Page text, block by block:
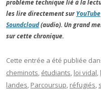
problème technique lié à la
les lire directement surYouTube
Soundcloud(audio). Un grand
sur cette chronique.
Cette entrée a été publiée
cheminots, étudiants, loi vidal,
landes, Parcoursup, réfugiés,